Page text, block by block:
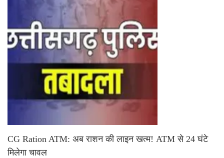
CG Ration ATM: अब राशन की लाइन खत्म! ATM से 24 घंटे
मिलेगा चावल